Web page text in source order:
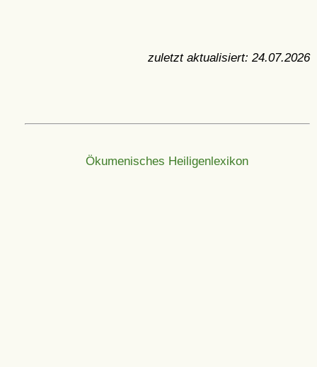
zuletzt aktualisiert: 24.07.2026
Ökumenisches Heiligenlexikon